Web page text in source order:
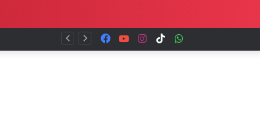
TikTok
Instagram
YouTube
Facebook